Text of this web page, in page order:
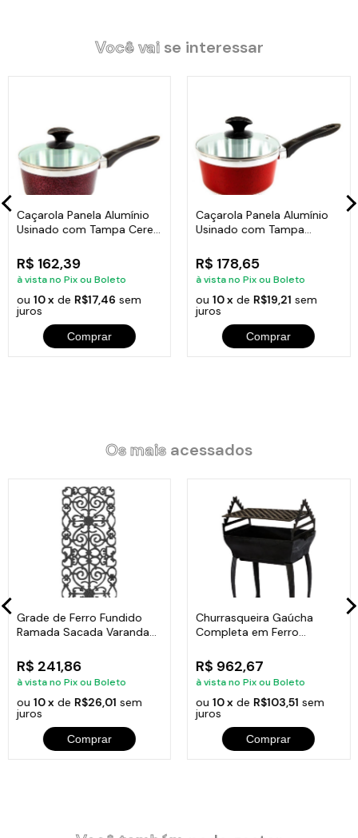
Revestimento Interno: Diamantado/Usinado.
Revestimento Externo: Alumínio Fundido Vermelho.
Alça em Baquelite e Tampa de Vidro.
Largura: 20cm.
Altura: 9,0cm.
Peso: 1,150Kg.
Litragem: 2,300ml.
Espessura: 2,8mm.
Você vaise interessar
Caçarola Panela Alumínio
Usinado com Tampa Cereja
R$ 162,39
à vista no Pix ou Boleto
ou 10 xde R$17,46 sem
juros
Comprar
Caçarola Panela Alumínio
Usinado com Tampa
R$ 178,65
à vista no Pix ou Boleto
ou 10 xde R$19,21 sem
juros
Comprar
Os mais acessados
Grade de Ferro Fundido
Ramada Sacada Varanda
R$ 241,86
à vista no Pix ou Boleto
ou 10 xde R$26,01 sem
juros
Comprar
Churrasqueira Gaúcha
Completa em Ferro
R$ 962,67
à vista no Pix ou Boleto
ou 10 xde R$103,51 sem
juros
Comprar